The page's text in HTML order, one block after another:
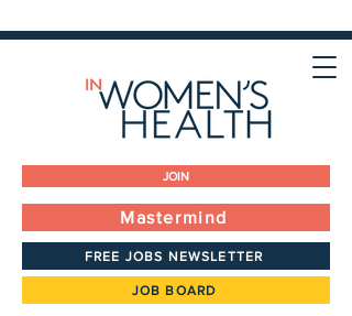
JOIN
Mastermind
FREE JOBS NEWSLETTER
JOB BOARD